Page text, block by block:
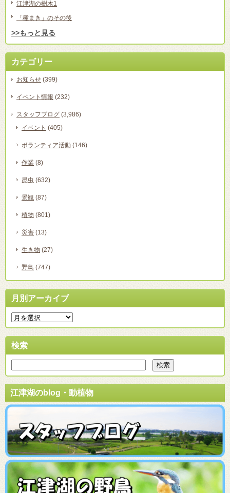
江津湖の樹木1
「種まき」のその後
>>もっと見る
カテゴリー
お知らせ (399)
イベント情報 (232)
スタッフブログ (3,986)
イベント (405)
ボランティア活動 (146)
作業 (8)
昆虫 (632)
景観 (87)
植物 (801)
災害 (13)
生き物 (27)
野鳥 (747)
月別アーカイブ
検索
江津湖のblog・動植物